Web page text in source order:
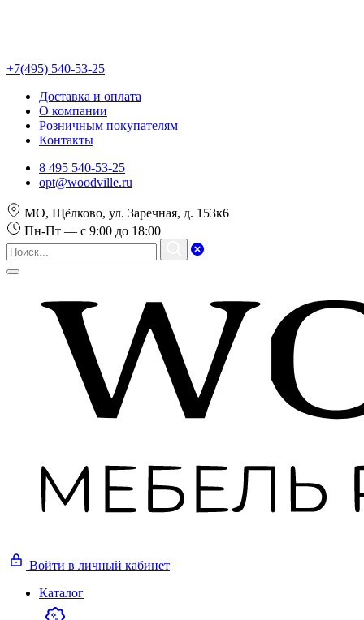
+7(495) 540-53-25
Доставка и оплата
О компании
Розничным покупателям
Контакты
8 495 540-53-25
opt@woodville.ru
МО, Щёлково, ул. Заречная, д. 153к6
Пн-Пт — с 9:00 до 18:00
Войти в личный кабинет
Каталог